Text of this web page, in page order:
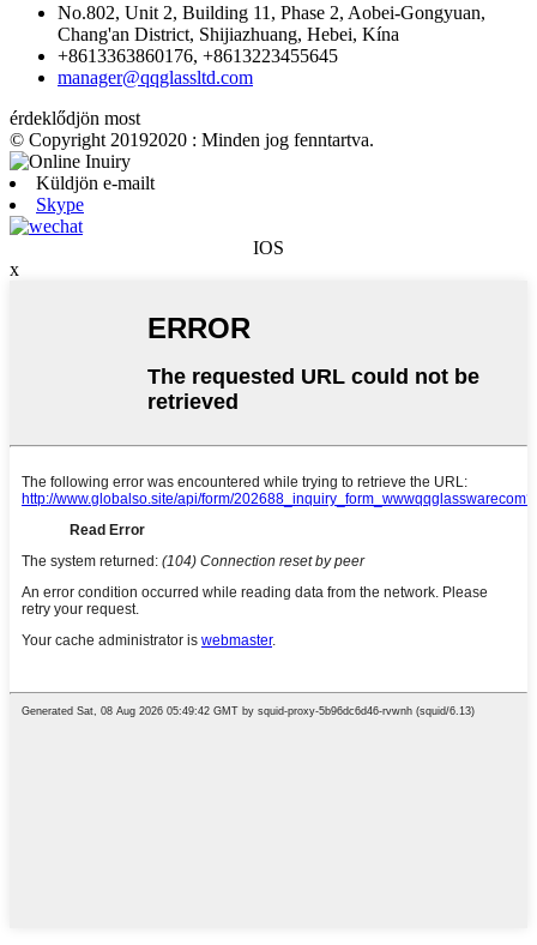
No.802, Unit 2, Building 11, Phase 2, Aobei-Gongyuan,
Chang'an District, Shijiazhuang, Hebei, Kína
+8613363860176, +8613223455645
manager@qqglassltd.com
érdeklődjön most
© Copyright 20192020 : Minden jog fenntartva.
Küldjön e-mailt
Skype
IOS
x